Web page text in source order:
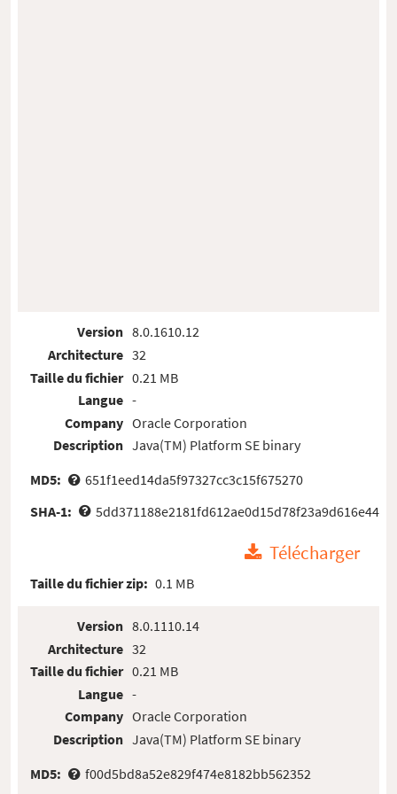
Version
Architecture
Taille du fichier
Langue
Company
Description
8.0.1610.12
32
0.21 MB
-
Oracle Corporation
Java(TM) Platform SE binary
MD5:
651f1eed14da5f97327cc3c15f675270
SHA-1:
5dd371188e2181fd612ae0d15d78f23a9d616e44
Télécharger
Taille du fichier zip: 0.1 MB
Version
Architecture
Taille du fichier
Langue
Company
Description
8.0.1110.14
32
0.21 MB
-
Oracle Corporation
Java(TM) Platform SE binary
MD5:
f00d5bd8a52e829f474e8182bb562352